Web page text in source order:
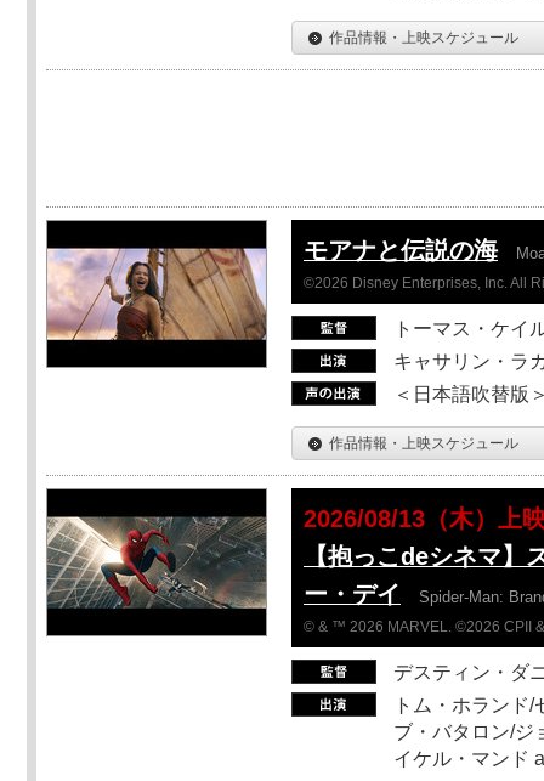
作品情報・上映スケジュール
モアナと伝説の海
©2026 Disney Enterprises, Inc. All
トーマス・ケイ
キャサリン・ラ
＜日本語吹替版
作品情報・上映スケジュール
2026/08/13（木）上
【抱っこdeシネマ】
ー・デイ
Spider-Man:
© & ™ 2026 MARVEL. ©2026 CPII
デスティン・ダ
トム・ホランド
ブ・バタロン/ジ
イケル・マンド